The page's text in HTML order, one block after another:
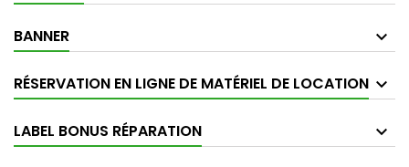
BANNER
RÉSERVATION EN LIGNE DE MATÉRIEL DE LOCATION
LABEL BONUS RÉPARATION